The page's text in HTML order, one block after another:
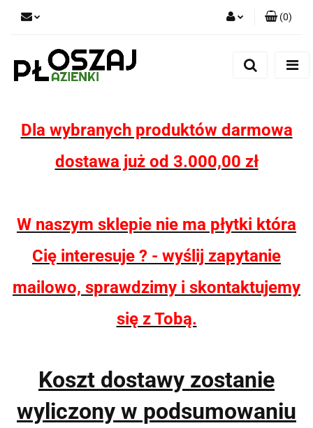
(0)
Dla wybranych produktów darmowa
dostawa już od 3.000,00 zł
W naszym sklepie nie ma płytki która
Cię interesuje ? - wyślij zapytanie
mailowo, sprawdzimy i skontaktujemy
się z Tobą.
Koszt dostawy zostanie
wyliczony w podsumowaniu